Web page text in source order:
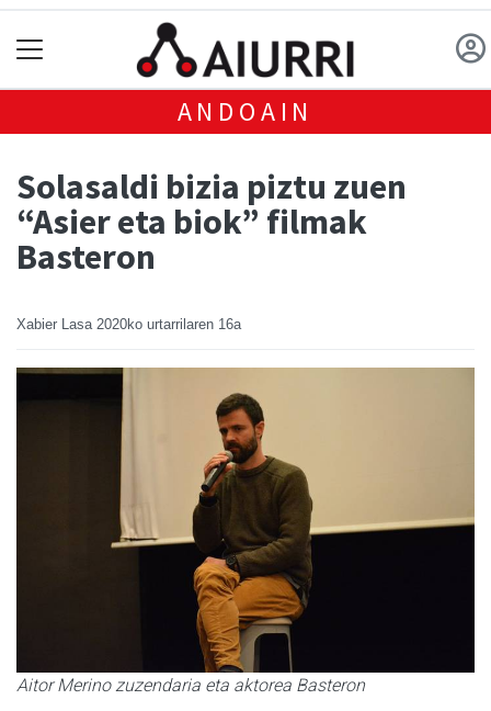
ANDOAIN
Solasaldi bizia piztu zuen
“Asier eta biok” filmak
Basteron
Xabier Lasa 2020ko urtarrilaren 16a
Aitor Merino zuzendaria eta aktorea Basteron